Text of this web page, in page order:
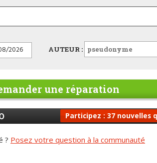
AUTEUR :
une réparation
Participez : 37 nouvelles
? Posez votre question à la communauté